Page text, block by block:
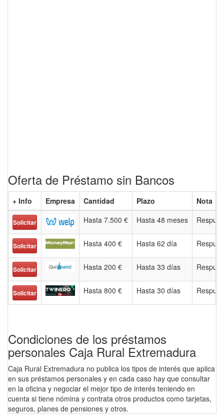
Oferta de Préstamo sin Bancos
+ Info Empresa Cantidad Plazo Nota
Solicitar Hasta 7.500 € Hasta 48 meses
Solicitar Hasta 400 € Hasta 62 día
Solicitar Hasta 200 € Hasta 33 días
Solicitar Hasta 800 € Hasta 30 días
Condiciones de los préstamos
personales Caja Rural Extremadura
Caja Rural Extremadura no publica los tipos de interés que aplica
en sus préstamos personales y en cada caso hay que consultar
en la oficina y negociar el mejor tipo de interés teniendo en
cuenta si tiene nómina y contrata otros productos como tarjetas,
seguros, planes de pensiones y otros.